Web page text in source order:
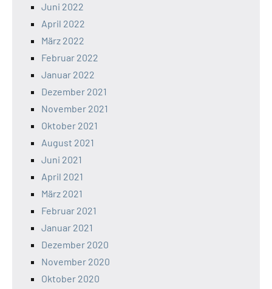
Juni 2022
April 2022
März 2022
Februar 2022
Januar 2022
Dezember 2021
November 2021
Oktober 2021
August 2021
Juni 2021
April 2021
März 2021
Februar 2021
Januar 2021
Dezember 2020
November 2020
Oktober 2020